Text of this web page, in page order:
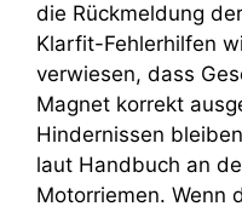
die Rückmeldung
Klarfit-Fehlerhilfen
verwiesen, dass
Magnet korrekt
Hindernissen
laut Handbuch an
Motorriemen. Wenn